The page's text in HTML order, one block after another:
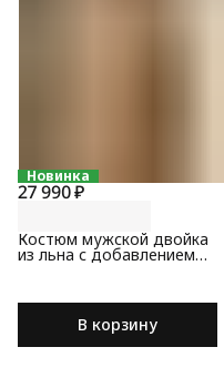
Новинка
27 990 ₽
Костюм мужской двойка
из льна с добавлением
хлопка бежевого цвета
В корзину